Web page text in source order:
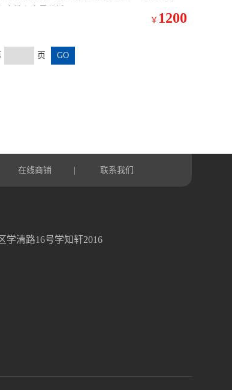
定性和定量分析。
￥ 1200
页
在线商铺 联系我们
学清路16号学知轩2016